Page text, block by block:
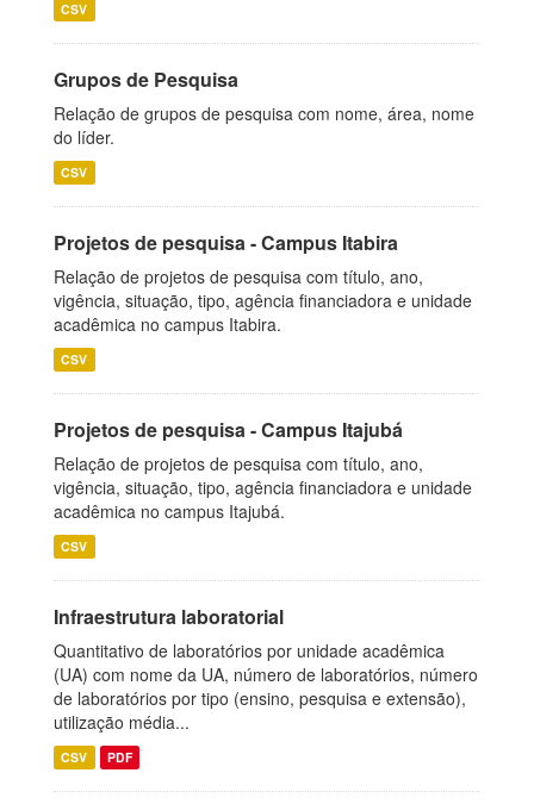
CSV
Grupos de Pesquisa
Relação de grupos de pesquisa com nome, área, nome
do líder.
CSV
Projetos de pesquisa - Campus Itabira
Relação de projetos de pesquisa com título, ano,
vigência, situação, tipo, agência financiadora e unidade
acadêmica no campus Itabira.
CSV
Projetos de pesquisa - Campus Itajubá
Relação de projetos de pesquisa com título, ano,
vigência, situação, tipo, agência financiadora e unidade
acadêmica no campus Itajubá.
CSV
Infraestrutura laboratorial
Quantitativo de laboratórios por unidade acadêmica
(UA) com nome da UA, número de laboratórios, número
de laboratórios por tipo (ensino, pesquisa e extensão),
utilização média...
CSV PDF